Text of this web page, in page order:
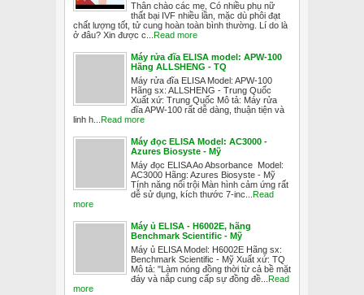
Thân chào các mẹ, Có nhiều phụ nữ
thất bại IVF nhiều lần, mặc dù phôi đạt
chất lượng tốt, tử cung hoàn toàn bình thường. Lí do là
ở đâu? Xin được c...
Read more
Máy rửa đĩa ELISA model: APW-100
Hãng ALLSHENG - TQ
Máy rửa đĩa ELISA Model: APW-100
Hãng sx: ALLSHENG - Trung Quốc
Xuất xứ: Trung Quốc Mô tả: Máy rửa
đĩa APW-100 rất dễ dàng, thuận tiện và
linh h...
Read more
Máy đọc ELISA Model: AC3000 -
Azures Biosyste - Mỹ
Máy đọc ELISA Ao Absorbance Model:
AC3000 Hãng: Azures Biosyste - Mỹ
Tính năng nổi trội Màn hình cảm ứng rất
dễ sử dụng, kích thước 7-inc...
Read
more
Máy ủ ELISA - H6002E, hãng
Benchmark Scientific - Mỹ
Máy ủ ELISA Model: H6002E Hãng sx:
Benchmark Scientific - Mỹ Xuất xứ: TQ
Mô tả: "Làm nóng đồng thời từ cả bề mặt
đáy và nắp cung cấp sự đồng đề...
Read
more